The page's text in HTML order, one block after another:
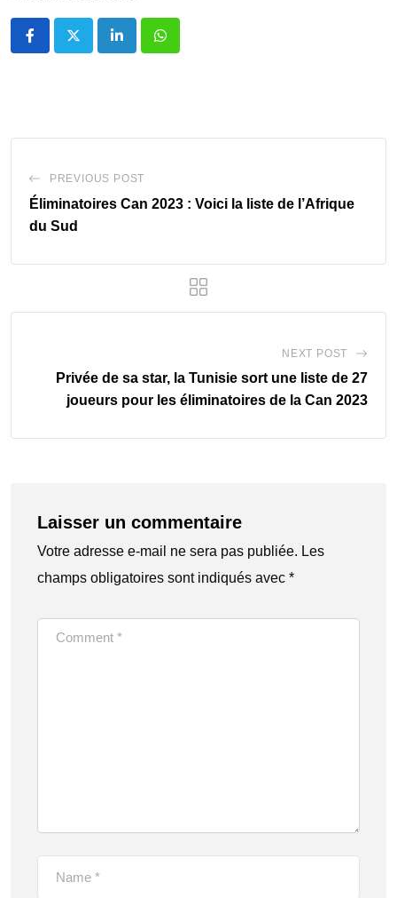
LinkedInWhatsapp
PREVIOUS POST
Éliminatoires Can 2023 : Voici la liste de l’Afrique
du Sud
NEXT POST
Privée de sa star, la Tunisie sort une liste de 27
joueurs pour les éliminatoires de la Can 2023
Laisser un commentaire
Votre adresse e-mail ne sera pas publiée. Les
champs obligatoires sont indiqués avec *